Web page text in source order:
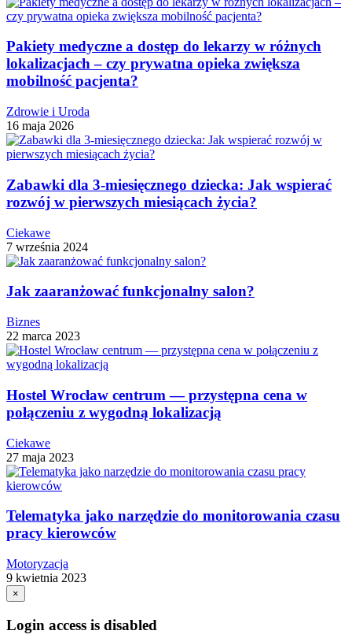
Pakiety medyczne a dostęp do lekarzy w różnych
lokalizacjach – czy prywatna opieka zwiększa
mobilność pacjenta?
Zdrowie i Uroda
16 maja 2026
Zabawki dla 3-miesięcznego dziecka: Jak wspierać
rozwój w pierwszych miesiącach życia?
Ciekawe
7 września 2024
Jak zaaranżować funkcjonalny salon?
Biznes
22 marca 2023
Hostel Wrocław centrum — przystępna cena w
połączeniu z wygodną lokalizacją
Ciekawe
27 maja 2023
Telematyka jako narzędzie do monitorowania czasu
pracy kierowców
Motoryzacja
9 kwietnia 2023
×
Login access is disabled